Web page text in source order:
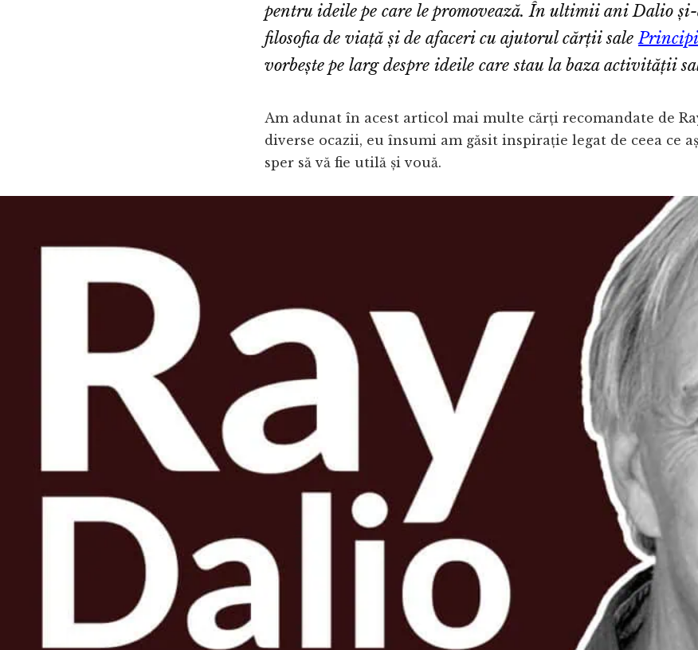
pentru ideile pe care le promovează. În ultimii ani Dalio
filosofia de viață și de afaceri cu ajutorul cărții sale
vorbește pe larg despre ideile care stau la baza activității
Am adunat în acest articol mai multe cărți recomandate de
diverse ocazii, eu însumi am găsit inspirație legat de ceea ce
sper să vă fie utilă și vouă.